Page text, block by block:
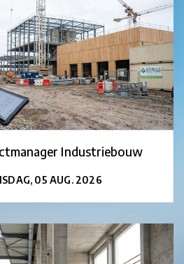
Industriebouw
05 AUG. 2026